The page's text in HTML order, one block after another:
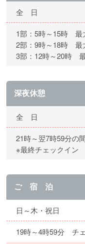
全 日
1部：5時～15時 最
2部：9時～18時 最
3部：12時～20時
深夜休憩
全 日
21時～翌7時59分の
※最終チェックイン
ご 宿 泊
日～木・祝日
19時～4時59分 チ